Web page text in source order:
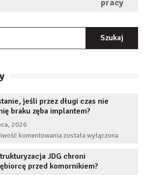
pracy
jeśli przez długi czas nie
braku zęba implantem?
2026
komentowaniaCo
stanie,
jeśli
została wyłączona
JDG chroni
przed komornikiem?